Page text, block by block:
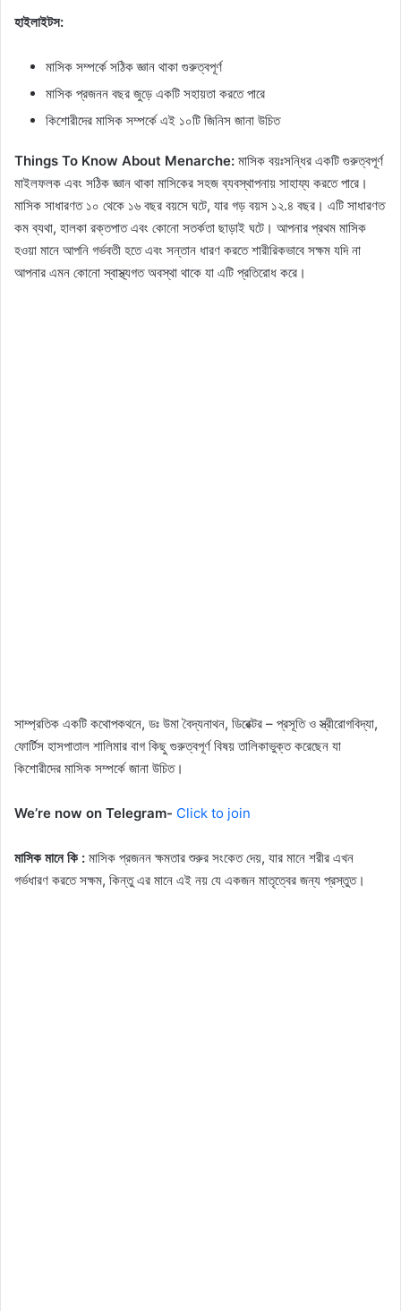
হাইলাইটস:
মাসিক সম্পর্কে সঠিক জ্ঞান থাকা গুরুত্বপূর্ণ
মাসিক প্রজনন বছর জুড়ে একটি সহায়তা করতে পারে
কিশোরীদের মাসিক সম্পর্কে এই ১০টি জিনিস জানা উচিত
Things To Know About Menarche: মাসিক বয়ঃসন্ধির একটি গুরুত্বপূর্ণ
মাইলফলক এবং সঠিক জ্ঞান থাকা মাসিকের সহজ ব্যবস্থাপনায় সাহায্য করতে পারে।
মাসিক সাধারণত ১০ থেকে ১৬ বছর বয়সে ঘটে, যার গড় বয়স ১২.৪ বছর। এটি সাধারণত
কম ব্যথা, হালকা রক্তপাত এবং কোনো সতর্কতা ছাড়াই ঘটে। আপনার প্রথম মাসিক
হওয়া মানে আপনি গর্ভবতী হতে এবং সন্তান ধারণ করতে শারীরিকভাবে সক্ষম যদি না
আপনার এমন কোনো স্বাস্থ্যগত অবস্থা থাকে যা এটি প্রতিরোধ করে।
সাম্প্রতিক একটি কথোপকথনে, ডঃ উমা বৈদ্যনাথন, ডিরেক্টর – প্রসূতি ও স্ত্রীরোগবিদ্যা,
ফোর্টিস হাসপাতাল শালিমার বাগ কিছু গুরুত্বপূর্ণ বিষয় তালিকাভুক্ত করেছেন যা
কিশোরীদের মাসিক সম্পর্কে জানা উচিত।
We’re now on Telegram- Click to join
মাসিক মানে কি : মাসিক প্রজনন ক্ষমতার শুরুর সংকেত দেয়, যার মানে শরীর এখন
গর্ভধারণ করতে সক্ষম, কিন্তু এর মানে এই নয় যে একজন মাতৃত্বের জন্য প্রস্তুত।